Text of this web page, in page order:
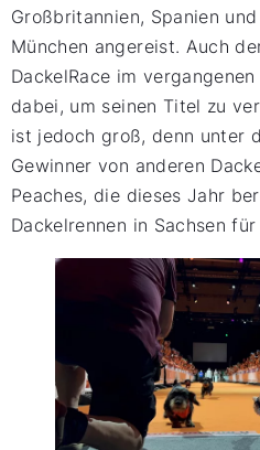
Großbritannien, Spanien
München angereist. Auch
DackelRace im
dabei, um seinen Titel zu
ist jedoch groß, denn unter
Gewinner von anderen
Peaches, die dieses Jahr
Dackelrennen in Sachsen